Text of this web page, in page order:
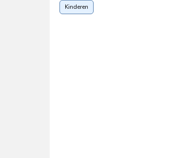
Kinderen